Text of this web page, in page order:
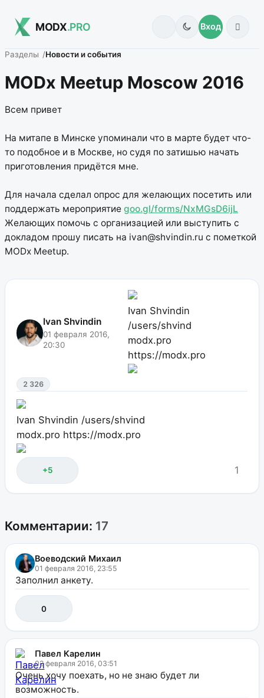
MODX.PRO Вход
Разделы Новости и события
MODx Meetup Moscow 2016
Всем привет
На митапе в Минске упоминали что в марте будет что-
то подобное и в Москве, но судя по затишью начать
приготовления придётся мне.
Для начала сделал опрос для желающих посетить или
поддержать мероприятие goo.gl/forms/NxMGsD6ijL
Желающих помочь с организацией или выступить с
докладом прошу писать на ivan@shvindin.ru с пометкой
MODx Meetup.
Ivan Shvindin
01 февраля 2016,
20:30
Ivan Shvindin
/users/shvind
modx.pro
https://modx.pro
2 326
Ivan Shvindin /users/shvind
modx.pro https://modx.pro
+5 1
Комментарии: 17
Воеводский Михаил
01 февраля 2016, 23:55
Заполнил анкету.
0
Павел Карелин
02 февраля 2016, 03:51
Очень хочу поехать, но не знаю будет ли
возможность.